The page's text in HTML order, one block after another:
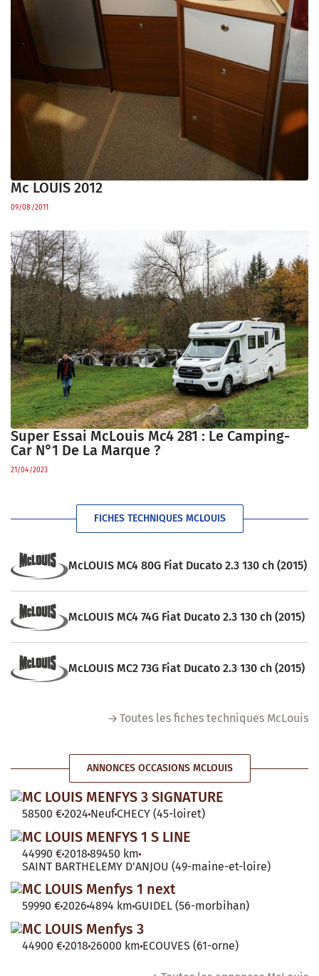
Mc LOUIS 2012
09/08/2011
Super Essai McLouis Mc4 281 : Le Camping-
Car N°1 De La Marque ?
21/04/2023
FICHES TECHNIQUES MCLOUIS
McLOUIS MC4 80G Fiat Ducato 2.3 130 ch (2015)
McLOUIS MC4 74G Fiat Ducato 2.3 130 ch (2015)
McLOUIS MC2 73G Fiat Ducato 2.3 130 ch (2015)
Toutes les fiches techniques McLouis
ANNONCES OCCASIONS MCLOUIS
MC LOUIS MENFYS 3 SIGNATURE
58500 €2024 Neuf CHECY (45-loiret)
MC LOUIS MENFYS 1 S LINE
44990 €2018 89450 km
SAINT BARTHELEMY D'ANJOU (49-maine-et-loire)
MC LOUIS Menfys 1 next
59990 €2026 4894 km GUIDEL (56-morbihan)
MC LOUIS Menfys 3
44900 €2018 26000 km ECOUVES (61-orne)